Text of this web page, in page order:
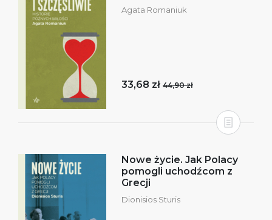
Agata Romaniuk
33,68 zł 44,90 zł
Nowe życie. Jak Polacy
pomogli uchodźcom z
Grecji
Dionisios Sturis